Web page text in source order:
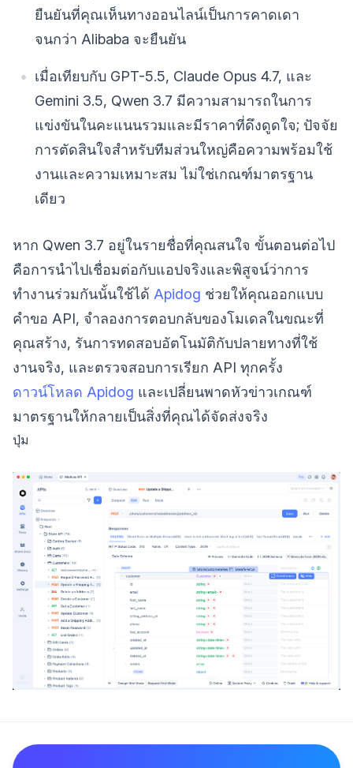
ยืนยันที่คุณเห็นทางออนไลน์เป็นการคาดเดา
จนกว่า Alibaba จะยืนยัน
เมื่อเทียบกับ GPT-5.5, Claude Opus 4.7, และ
Gemini 3.5, Qwen 3.7 มีความสามารถในการ
แข่งขันในคะแนนรวมและมีราคาที่ดึงดูดใจ; ปัจจัย
การตัดสินใจสำหรับทีมส่วนใหญ่คือความพร้อมใช้
งานและความเหมาะสม ไม่ใช่เกณฑ์มาตรฐาน
เดียว
หาก Qwen 3.7 อยู่ในรายชื่อที่คุณสนใจ ขั้นตอนต่อไป
คือการนำไปเชื่อมต่อกับแอปจริงและพิสูจน์ว่าการ
ทำงานร่วมกันนั้นใช้ได้ Apidog ช่วยให้คุณออกแบบ
คำขอ API, จำลองการตอบกลับของโมเดลในขณะที่
คุณสร้าง, รันการทดสอบอัตโนมัติกับปลายทางที่ใช้
งานจริง, และตรวจสอบการเรียก API ทุกครั้ง
ดาวน์โหลด Apidog และเปลี่ยนพาดหัวข่าวเกณฑ์
มาตรฐานให้กลายเป็นสิ่งที่คุณได้จัดส่งจริง
ปุ่ม